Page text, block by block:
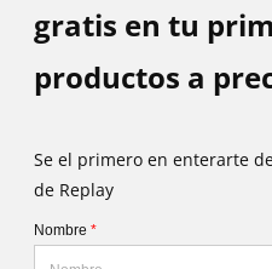
gratis en tu
productos a
Se el primero en enterarte
de Replay
Nombre *